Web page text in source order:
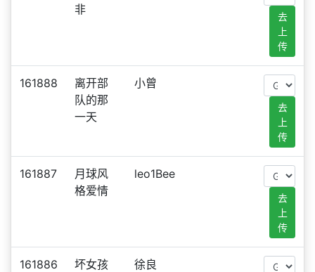
非
去
上
传
161888
离开部
队的那
一天
小曾
去
上
传
161887
月球风
格爱情
leo1Bee
去
上
传
161886 坏女孩 徐良